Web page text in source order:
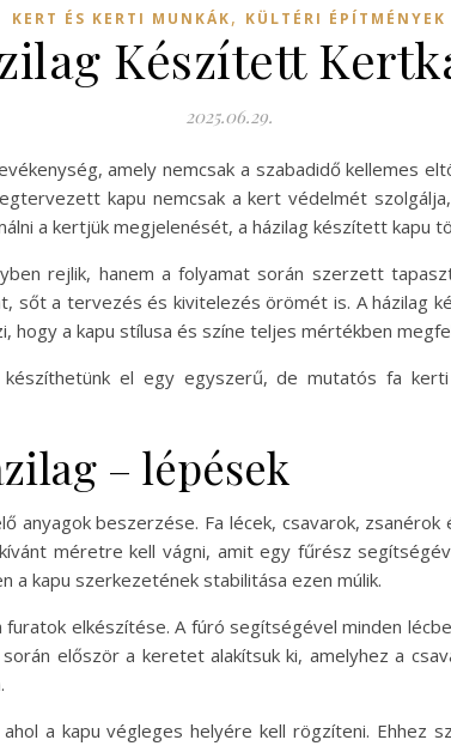
KERT ÉS KERTI MUNKÁK, KÜLTÉRI ÉPÍTMÉNYEK
Készített
2025.06.29.
amely nemcsak a szabadidő kellemes
kapu nemcsak a kert védelmét
a kertjük megjelenését, a házilag készített kapu
rejlik, hanem a folyamat során szerzett
sőt a tervezés és kivitelezés örömét is. A házilag
hogy a kapu stílusa és színe teljes mértékben
el egy egyszerű, de mutatós fa
– lépések
anyagok beszerzése. Fa lécek, csavarok,
méretre kell vágni, amit egy fűrész
a kapu szerkezetének stabilitása ezen múlik.
elkészítése. A fúró segítségével minden
először a keretet alakítsuk ki, amelyhez a
a kapu végleges helyére kell rögzíteni. Ehhez